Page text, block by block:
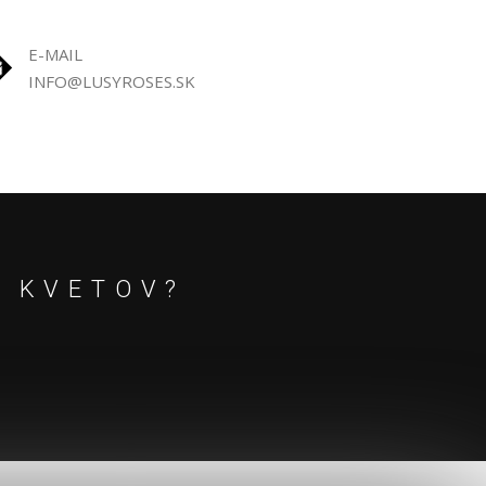
E-MAIL
INFO@LUSYROSES.SK